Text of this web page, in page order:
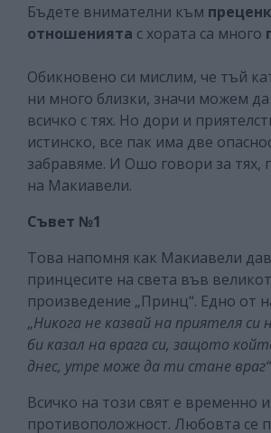
Бъдете внимателни към
отношенията с хората са много
Обикновено си мислим, че тъй
ни много близки, значи можем
всичко с тях. Но дори и
истинско, все пак има две
забравяме. И Ошо говори за тях,
на Макиавели.
Съвет №1
Това напомня как Макиавели
принцесите на света във
произведение „Принц“. Едно от
„Никога не казвай на приятеля
би казал на врага си, защото
днес, утре може да ти стане
Всичко на този свят е временно
противоположност. Любовта се